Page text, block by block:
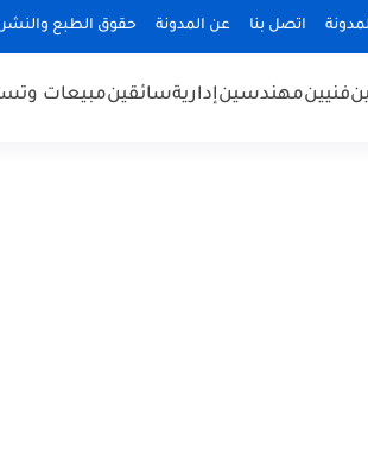
اتصل بنا عن المدونة حقوق الطبع والنشر dmca
فنيينمهندسينإداريةسائقينمبيعات